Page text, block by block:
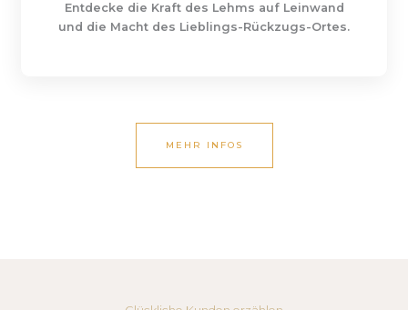
Entdecke die Kraft des Lehms auf Leinwand
und die Macht des Lieblings-Rückzugs-Ortes.
MEHR INFOS